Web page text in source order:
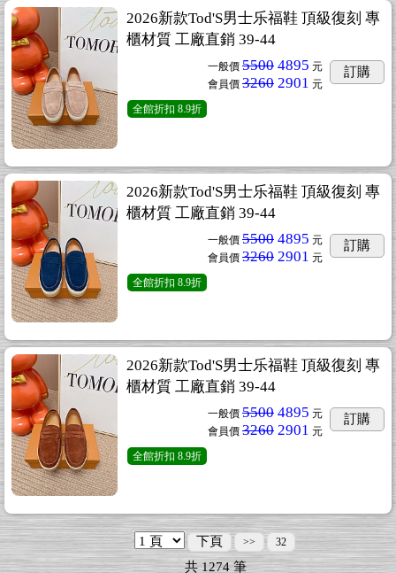
2026新款Tod'S男士乐福鞋 頂級復刻 專
櫃材質 工廠直銷 39-44
一般價 5500 4895 元
會員價 3260 2901 元
訂購
全館折扣 8.9折
2026新款Tod'S男士乐福鞋 頂級復刻 專
櫃材質 工廠直銷 39-44
一般價 5500 4895 元
會員價 3260 2901 元
訂購
全館折扣 8.9折
2026新款Tod'S男士乐福鞋 頂級復刻 專
櫃材質 工廠直銷 39-44
一般價 5500 4895 元
會員價 3260 2901 元
訂購
全館折扣 8.9折
下頁 >> 32
共1274筆